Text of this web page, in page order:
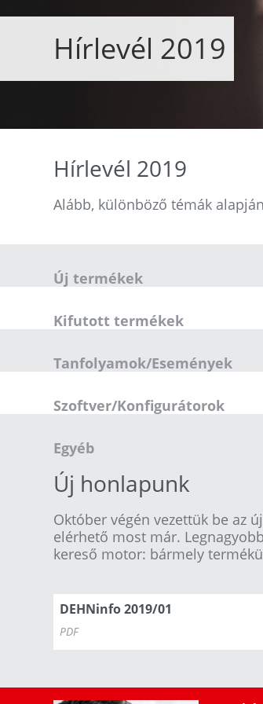
Hírlevél 2019
Hírlevél 2019
Alább, különböző témák
Új termékek
Kifutott termékek
Tanfolyamok/Események
Szoftver/Konfigurátorok
Egyéb
Új honlapunk
Október végén vezettük be az
elérhető most már.
kereső motor: bármely
DEHNinfo 2019/01
PDF